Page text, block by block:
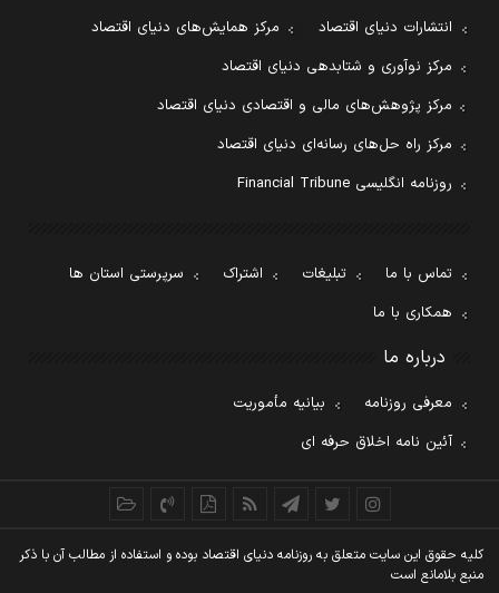
انتشارات دنیای اقتصاد
مرکز همایش‌های دنیای اقتصاد
مرکز نوآوری و شتابدهی دنیای اقتصاد
مرکز پژوهش‌های مالی و اقتصادی دنیای اقتصاد
مرکز راه حل‌های رسانه‌ای دنیای اقتصاد
روزنامه انگلیسی Financial Tribune
تماس با ما تبلیغات اشتراک
سرپرستی استان ها
همکاری با ما
درباره ما
معرفی روزنامه
بیانیه مأموریت
آئین نامه اخلاق حرفه ای
کليه حقوق اين سايت متعلق به روزنامه دنيای اقتصاد بوده و استفاده از مطالب آن با ذکر
منبع بلامانع است